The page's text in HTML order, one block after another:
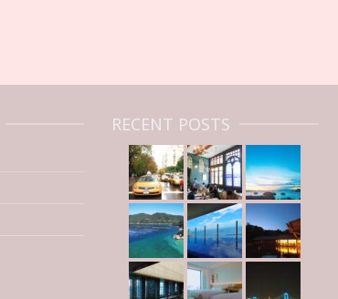
RECENT POSTS